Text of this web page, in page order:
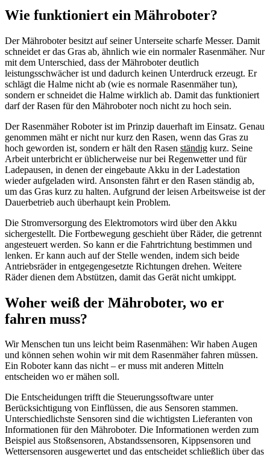
Wie funktioniert ein Mähroboter?
Der Mähroboter besitzt auf seiner Unterseite scharfe Messer. Damit
schneidet er das Gras ab, ähnlich wie ein normaler Rasenmäher. Nur
mit dem Unterschied, dass der Mähroboter deutlich
leistungsschwächer ist und dadurch keinen Unterdruck erzeugt. Er
schlägt die Halme nicht ab (wie es normale Rasenmäher tun),
sondern er schneidet die Halme wirklich ab. Damit das funktioniert
darf der Rasen für den Mähroboter noch nicht zu hoch sein.
Der Rasenmäher Roboter ist im Prinzip dauerhaft im Einsatz. Genau
genommen mäht er nicht nur kurz den Rasen, wenn das Gras zu
hoch geworden ist, sondern er hält den Rasen ständig kurz. Seine
Arbeit unterbricht er üblicherweise nur bei Regenwetter und für
Ladepausen, in denen der eingebaute Akku in der Ladestation
wieder aufgeladen wird. Ansonsten fährt er den Rasen ständig ab,
um das Gras kurz zu halten. Aufgrund der leisen Arbeitsweise ist der
Dauerbetrieb auch überhaupt kein Problem.
Die Stromversorgung des Elektromotors wird über den Akku
sichergestellt. Die Fortbewegung geschieht über Räder, die getrennt
angesteuert werden. So kann er die Fahrtrichtung bestimmen und
lenken. Er kann auch auf der Stelle wenden, indem sich beide
Antriebsräder in entgegengesetzte Richtungen drehen. Weitere
Räder dienen dem Abstützen, damit das Gerät nicht umkippt.
Woher weiß der Mähroboter, wo er
fahren muss?
Wir Menschen tun uns leicht beim Rasenmähen: Wir haben Augen
und können sehen wohin wir mit dem Rasenmäher fahren müssen.
Ein Roboter kann das nicht – er muss mit anderen Mitteln
entscheiden wo er mähen soll.
Die Entscheidungen trifft die Steuerungssoftware unter
Berücksichtigung von Einflüssen, die aus Sensoren stammen.
Unterschiedlichste Sensoren sind die wichtigsten Lieferanten von
Informationen für den Mähroboter. Die Informationen werden zum
Beispiel aus Stoßsensoren, Abstandssensoren, Kippsensoren und
Wettersensoren ausgewertet und das entscheidet schließlich über das